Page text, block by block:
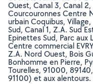
Ouest, Canal 3, Canal
Courcouronnes Centre
urbain Coquibus,
Sud, Canal 1, Z.A. Sud
Epinettes Sud, Parc aux
Centre commercial
Z.A. Nord Ouest, Bois
Bonhomme en Pierre,
Tourelles, 91000,
91100) et aux alentours.